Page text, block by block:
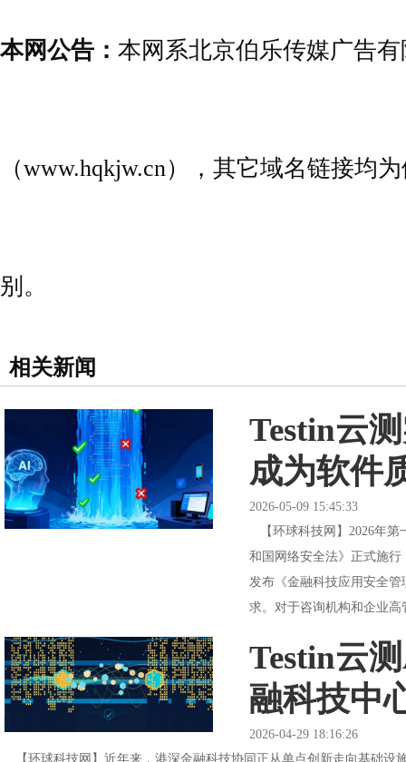
本网公告： 本网系北京伯乐传媒广告
（www.hqkjw.cn），其它域名链接均
别。
相关新闻
Testin云
成为软件
2026-05-09 15:45:33
【环球科技网】2026年第
和国网络安全法》正式施
发布《金融科技应用安全
求。对于咨询机构和企业
Testin云
融科技中
2026-04-29 18:16:26
【环球科技网】近年来，港深金融科技协同正从单点创新走向基础设